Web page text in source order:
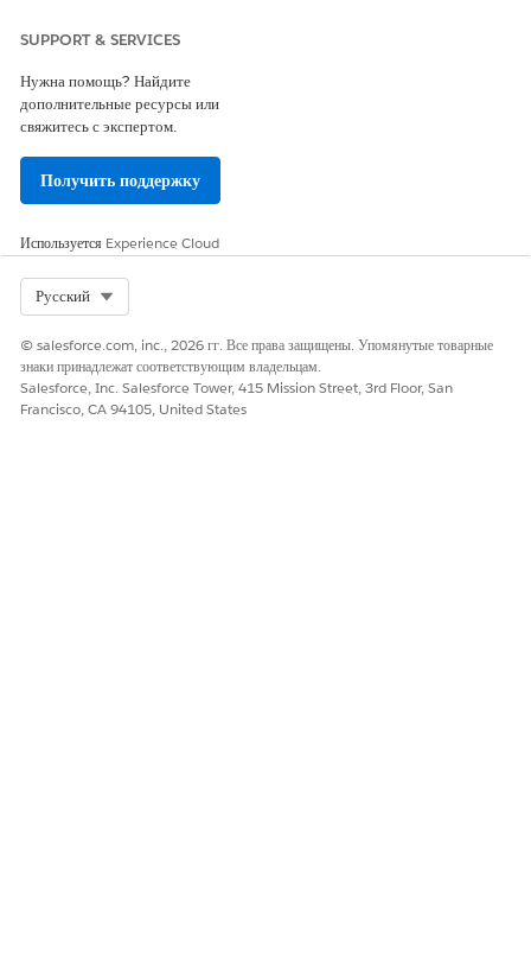
SUPPORT & SERVICES
Нужна помощь? Найдите
дополнительные ресурсы или
свяжитесь с экспертом.
Получить поддержку
Используется Experience Cloud
Русский
© salesforce.com, inc., 2026 гг. Все права защищены. Упомянутые товарные
знаки принадлежат соответствующим владельцам.
Salesforce, Inc. Salesforce Tower, 415 Mission Street, 3rd Floor, San
Francisco, CA 94105, United States